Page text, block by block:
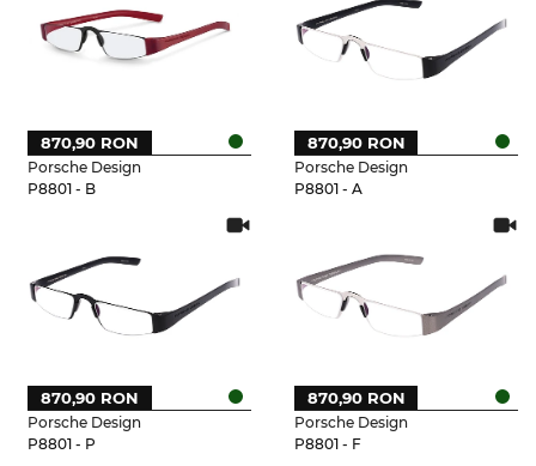
Porsche Design
P8801 - B
870,90 RON
Porsche Design
P8801 - A
870,90 RON
Porsche Design
P8801 - P
870,90 RON
Porsche Design
P8801 - F
870,90 RON